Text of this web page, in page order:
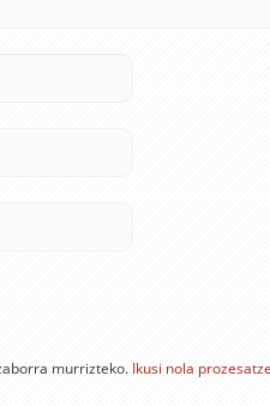
murrizteko. Ikusi nola